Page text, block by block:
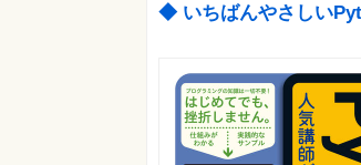
◆ いちばんやさしい